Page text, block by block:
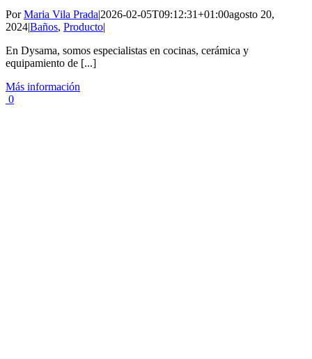
PorMaria Vila Prada|2026-02-05T09:12:31+01:00agosto 20,
2024|Baños, Producto|
En Dysama, somos especialistas en cocinas, cerámica y
equipamiento de [...]
Más información
0